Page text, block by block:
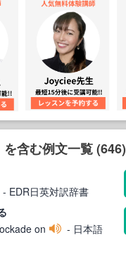
を含む例文一覧 (646)
- EDR日英対訳辞書
on
- 日本語